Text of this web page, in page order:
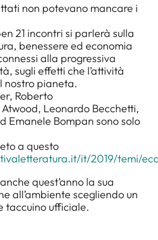
non potevano mancare i
21 incontri si parlerà sulla
benessere ed economia
alla progressiva
sugli effetti che l’attività
nostro pianeta.
Roberto
Leonardo Becchetti,
Emanele Bompan sono solo
a questo
it/2019/temi/
quest’anno la sua
all’ambiente scegliendo un
taccuino ufficiale.